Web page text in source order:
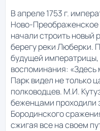
В апреле 1753 г.
Ново-Преображенское
начали строить новый
берегу реки Люберки.
будущей
воспоминания: «Здесь
Парк видел не только
полководцев. М.И.
беженцами проходили
Бородинского
сжигая все на своем